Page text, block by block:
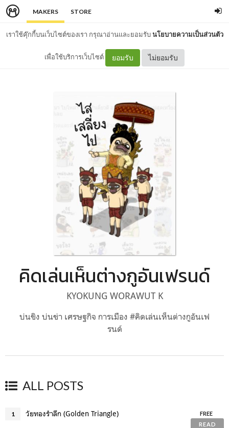
MAKERS STORE
เราใช้คุ๊กกี้บนเว็บไซต์ของเรา กรุณาอ่านและยอมรับนโยบายความเป็นส่วนตัว
เพื่อใช้บริการเว็บไซต์ ยอมรับ ไม่ยอมรับ
คิดเล่นเห็นต่างกูอันเฟรนด์
KYOKUNG WORAWUT K
บ่นขิง บ่นข่า เศรษฐกิจ การเมือง #คิดเล่นเห็นต่างกูอันเฟ
รนด์
ALL POSTS
1 วัยทองรำลึก (Golden Triangle)
FREE
READ